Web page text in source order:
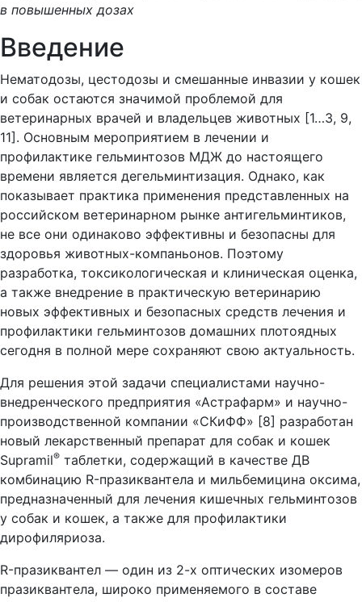
в повышенных дозах
Введение
Нематодозы, цестодозы и смешанные инвазии у кошек
и собак остаются значимой проблемой для
ветеринарных врачей и владельцев животных [1…3, 9,
11]. Основным мероприятием в лечении и
профилактике гельминтозов МДЖ до настоящего
времени является дегельминтизация. Однако, как
показывает практика применения представленных на
российском ветеринарном рынке антигельминтиков,
не все они одинаково эффективны и безопасны для
здоровья животных-компаньонов. Поэтому
разработка, токсикологическая и клиническая оценка,
а также внедрение в практическую ветеринарию
новых эффективных и безопасных средств лечения и
профилактики гельминтозов домашних плотоядных
сегодня в полной мере сохраняют свою актуальность.
Для решения этой задачи специалистами научно-
внедренческого предприятия «Астрафарм» и научно-
производственной компании «СКиФФ» [8] разработан
новый лекарственный препарат для собак и кошек
Supramil® таблетки, содержащий в качестве ДВ
комбинацию R-празиквантела и мильбемицина оксима,
предназначенный для лечения кишечных гельминтозов
у собак и кошек, а также для профилактики
дирофиляриоза.
R-празиквантел — один из 2-х оптических изомеров
празиквантела, широко применяемого в составе